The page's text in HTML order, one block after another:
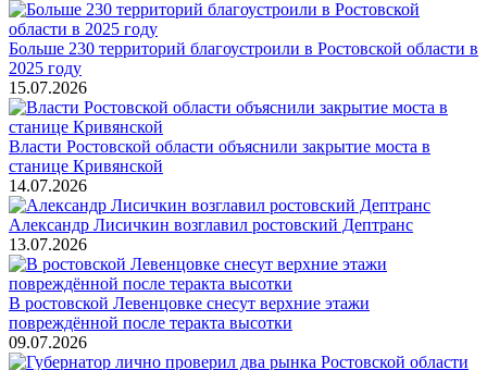
Больше 230 территорий благоустроили в Ростовской области в
2025 году
15.07.2026
Власти Ростовской области объяснили закрытие моста в
станице Кривянской
14.07.2026
Александр Лисичкин возглавил ростовский Дептранс
13.07.2026
В ростовской Левенцовке снесут верхние этажи
повреждённой после теракта высотки
09.07.2026